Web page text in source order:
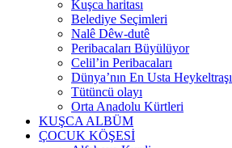
Kuşca haritası
Belediye Seçimleri
Nalê Dêw-dutê
Peribacaları Büyülüyor
Celil’in Peribacaları
Dünya’nın En Usta Heykeltraşı
Tütüncü olayı
Orta Anadolu Kürtleri
KUŞCA ALBÜM
ÇOCUK KÖŞESİ